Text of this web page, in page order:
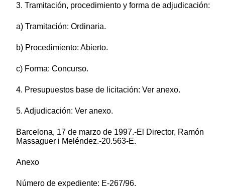
3. Tramitación, procedimiento y forma de adjudicación:
a) Tramitación: Ordinaria.
b) Procedimiento: Abierto.
c) Forma: Concurso.
4. Presupuestos base de licitación: Ver anexo.
5. Adjudicación: Ver anexo.
Barcelona, 17 de marzo de 1997.-El Director, Ramón
Massaguer i Meléndez.-20.563-E.
Anexo
Número de expediente: E-267/96.